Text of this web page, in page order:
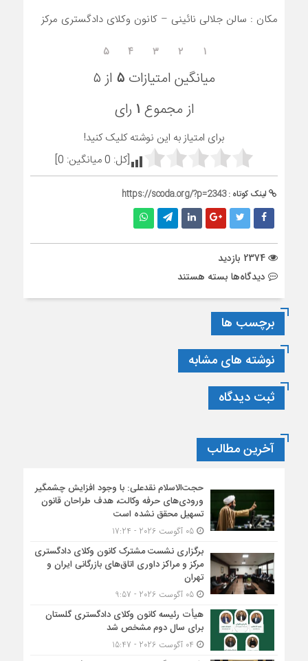
مکان : سالن جلالی نائینی – کانون وکلای دادگستری مرکز
۱ ۲ ۳ ۴ ۵
میانگین امتیازات ۵ از ۵
از مجموع ۱ رای
برای امتیاز به این نوشته کلیک کنید!
[کل: 0میانگین: 0
]
لینک کوتاه :https://scoda.org/?p=2343
دیدگاه‌ها برای
با
موضوع
”
جرم
بسته هستند
برچسب ها
نوشته های مشابه
ثبت دیدگاه
آخرین مطالب
حجت‌الاسلام نقدعلی: با وجود افزایش چشمگیر
ورودی‌های حرفه وکالت، هدف طراحان قانون
تسهیل محقق نشده است
05 آگوست 2026 - 17:24
برگزاری نشست مشترک کانون وکلای دادگستری
مرکز و مراکز داوری اتاق‌های بازرگانی ایران و
تهران
05 آگوست 2026 - 9:57
هیأت ‌رئیسه کانون وکلای دادگستری گلستان
برای سال دوم مشخص شد